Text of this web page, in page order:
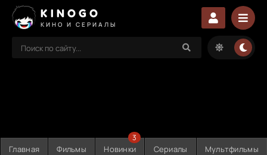
KINOGO
КИНО И СЕРИАЛЫ
Главная Фильмы Новинки
3
Сериалы Мультфильмы